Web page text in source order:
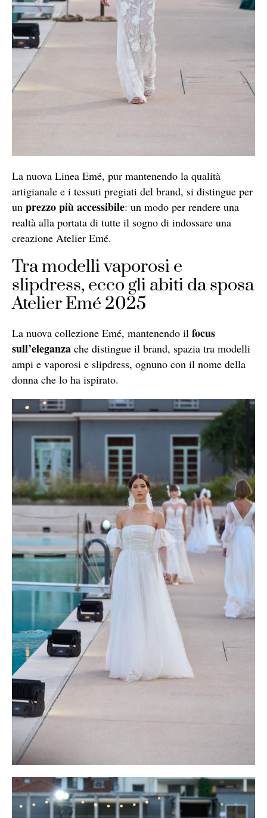
La nuova Linea Emé, pur mantenendo la qualità
artigianale e i tessuti pregiati del brand, si distingue per
un prezzo più accessibile: un modo per rendere una
realtà alla portata di tutte il sogno di indossare una
creazione Atelier Emé.
Tra modelli vaporosi e
slipdress, ecco gli abiti da sposa
Atelier Emé 2025
La nuova collezione Emé, mantenendo il focus
sull’eleganza che distingue il brand, spazia tra modelli
ampi e vaporosi e slipdress, ognuno con il nome della
donna che lo ha ispirato.